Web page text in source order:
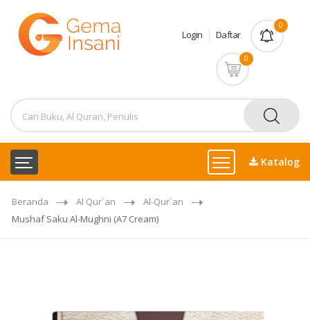
Login Daftar
0
0
Katalog
Beranda Al Qur`an
Al-Qur`an
Mushaf Saku Al-Mughni (A7 Cream)